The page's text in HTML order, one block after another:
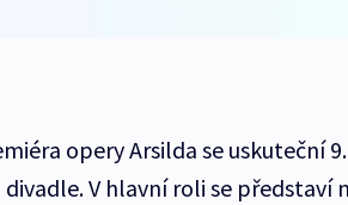
opery Arsilda se uskuteční
V hlavní roli se představí